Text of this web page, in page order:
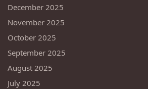
December 2025
November 2025
October 2025
September 2025
August 2025
July 2025